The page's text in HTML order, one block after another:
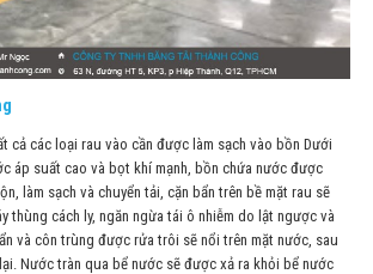
cả các loại rau vào cần được làm sạch vào bồn Dưới
áp suất cao và bọt khí mạnh, bồn chứa nước được
làm sạch và chuyển tải, cặn bẩn trên bề mặt rau sẽ
thùng cách ly, ngăn ngừa tái ô nhiễm do lật ngược và
và côn trùng được rửa trôi sẽ nổi trên mặt nước, sau
Nước tràn qua bể nước sẽ được xả ra khỏi bể nước